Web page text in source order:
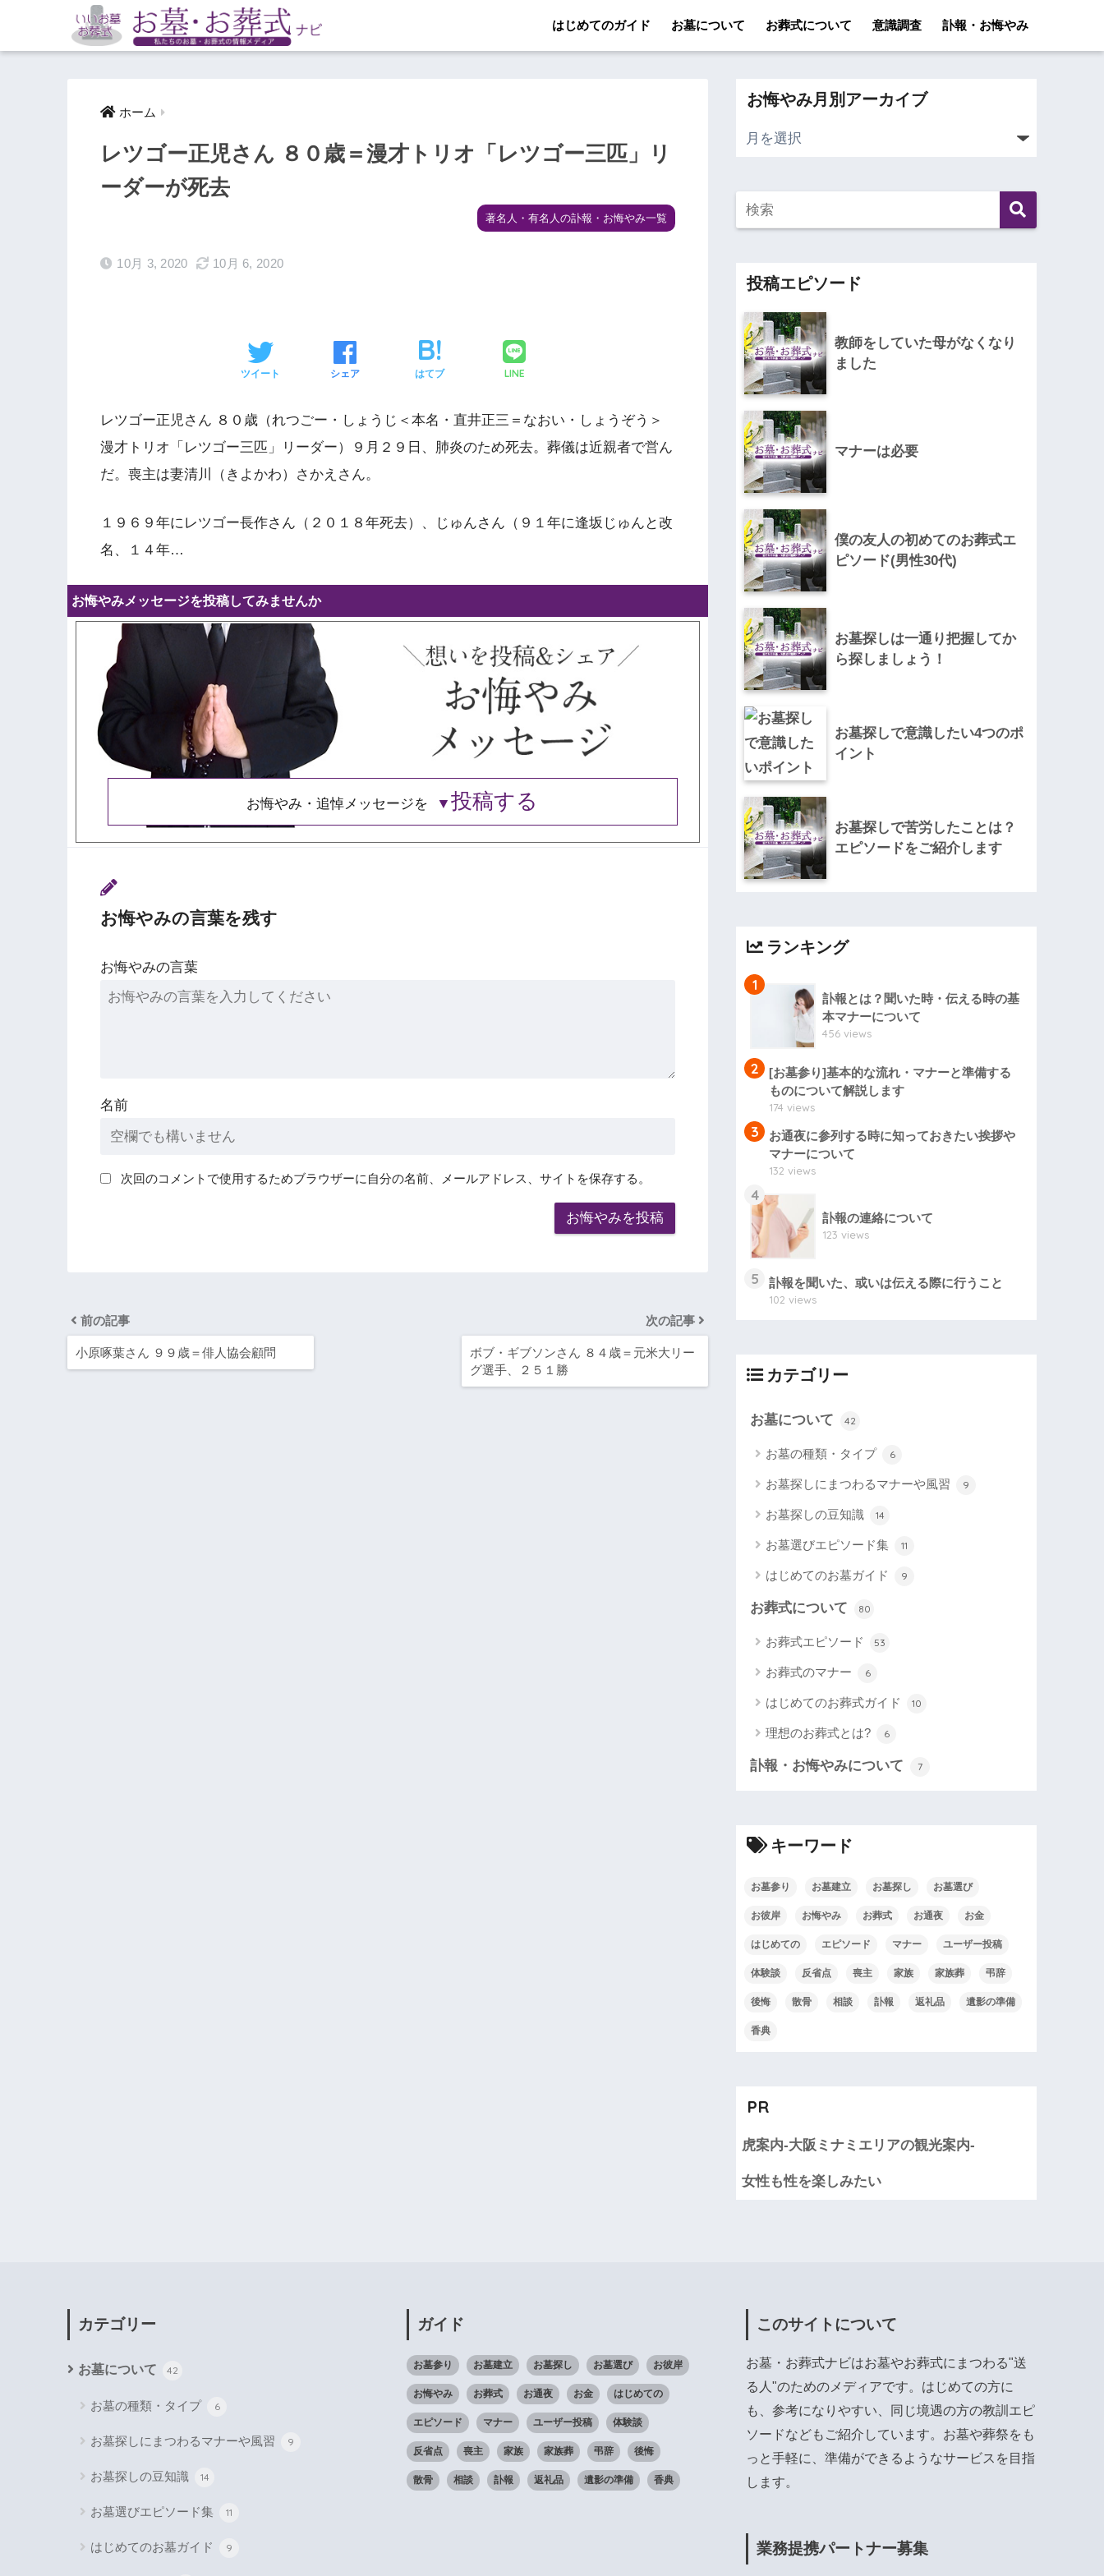
はじめてのガイド お墓について お葬式について 意識調査 訃報・お悔やみ
ホーム
レツゴー正児さん ８０歳＝漫才トリオ「レツゴー三匹」リ
ーダーが死去
著名人・有名人の訃報・お悔やみ一覧
10月 3, 2020 10月 6, 2020
ツイート シェア はてブ LINE
レツゴー正児さん ８０歳（れつごー・しょうじ＜本名・直井正三＝なおい・しょうぞう＞
漫才トリオ「レツゴー三匹」リーダー）９月２９日、肺炎のため死去。葬儀は近親者で営ん
だ。喪主は妻清川（きよかわ）さかえさん。
１９６９年にレツゴー長作さん（２０１８年死去）、じゅんさん（９１年に逢坂じゅんと改
名、１４年…
お悔やみメッセージを投稿してみませんか
お悔やみ・追悼メッセージを 投稿する
お悔やみの言葉を残す
お悔やみの言葉
名前
次回のコメントで使用するためブラウザーに自分の名前、メールアドレス、サイトを保存する。
前の記事
小原啄葉さん ９９歳＝俳人協会顧問
次の記事
ボブ・ギブソンさん ８４歳＝元米大リー
グ選手、２５１勝
お悔やみ月別アーカイブ
投稿エピソード
教師をしていた母がなくなり
ました
マナーは必要
僕の友人の初めてのお葬式エ
ピソード(男性30代)
お墓探しは一通り把握してか
ら探しましょう！
お墓探しで意識したい4つのポ
イント
お墓探しで苦労したことは？
エピソードをご紹介します
ランキング
1
訃報とは？聞いた時・伝える時の基
本マナーについて
456 views
2
[お墓参り]基本的な流れ・マナーと準備する
ものについて解説します
174 views
3
お通夜に参列する時に知っておきたい挨拶や
マナーについて
132 views
4
訃報の連絡について
123 views
5 訃報を聞いた、或いは伝える際に行うこと
102 views
カテゴリー
お墓について 42
お墓の種類・タイプ 6
お墓探しにまつわるマナーや風習 9
お墓探しの豆知識 14
お墓選びエピソード集 11
はじめてのお墓ガイド 9
お葬式について 80
お葬式エピソード 53
お葬式のマナー 6
はじめてのお葬式ガイド 10
理想のお葬式とは? 6
訃報・お悔やみについて 7
キーワード
お墓参り お墓建立 お墓探し お墓選び
お彼岸 お悔やみ お葬式 お通夜 お金
はじめての エピソード マナー ユーザー投稿
体験談 反省点 喪主 家族 家族葬 弔辞
後悔 散骨 相談 訃報 返礼品 遺影の準備
香典
PR
虎案内-大阪ミナミエリアの観光案内-
女性も性を楽しみたい
カテゴリー
お墓について 42
お墓の種類・タイプ 6
お墓探しにまつわるマナーや風習 9
お墓探しの豆知識 14
お墓選びエピソード集 11
はじめてのお墓ガイド 9
ガイド
お墓参り お墓建立 お墓探し お墓選び お彼岸
お悔やみ お葬式 お通夜 お金 はじめての
エピソード マナー ユーザー投稿 体験談
反省点 喪主 家族 家族葬 弔辞 後悔
散骨 相談 訃報 返礼品 遺影の準備 香典
このサイトについて
お墓・お葬式ナビはお墓やお葬式にまつわる"送
る人"のためのメディアです。はじめての方に
も、参考になりやすい、同じ境遇の方の教訓エピ
ソードなどもご紹介しています。お墓や葬祭をも
っと手軽に、準備ができるようなサービスを目指
します。
業務提携パートナー募集